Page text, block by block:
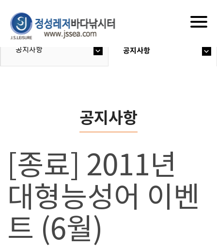
공지사항 공지사항
공지사항
[종료] 2011년
대형능성어 이벤
트 (6월)